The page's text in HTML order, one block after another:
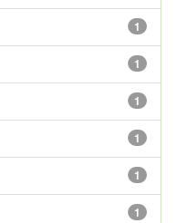
1
1
1
1
1
1